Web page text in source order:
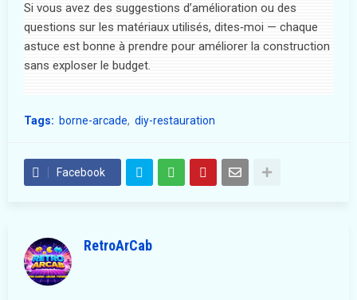
Si vous avez des suggestions d’amélioration ou des
questions sur les matériaux utilisés, dites‑moi — chaque
astuce est bonne à prendre pour améliorer la construction
sans exploser le budget.
Tags: borne-arcade diy-restauration
Facebook
RetroArCab